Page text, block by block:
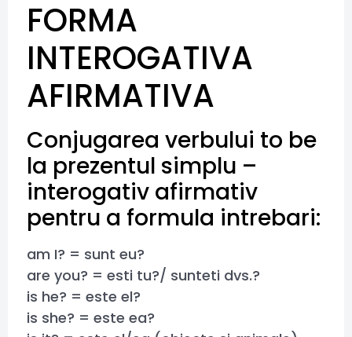
FORMA
INTEROGATIVA
AFIRMATIVA
Conjugarea verbului to be
la prezentul simplu –
interogativ afirmativ
pentru a formula intrebari:
am I? = sunt eu?
are you? = esti tu?/ sunteti dvs.?
is he? = este el?
is she? = este ea?